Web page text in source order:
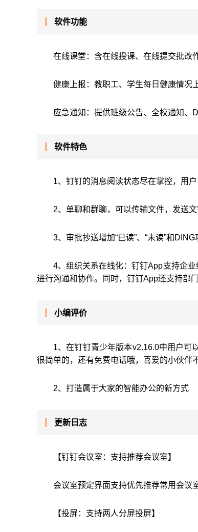
软件功能
在线课堂：含在线授课、在线提交批改
健康上报：教职工、学生每日健康情况
应急通知：提供班级公告、全校通知、
软件特色
1、钉钉的消息阅读状态尽在掌控，用
2、单聊和群聊，可以传输文件，发送
3、审批抄送增加“已读”、“未读”和
4、组织关系在线化：钉钉App支持企
进行沟通和协作。同时，钉钉App还支持部
小编评价
1、在钉钉青少年版本v2.16.0中用户可
很简单的，还有免费电话哦，喜爱的小伙伴
2、打造属于大家的智能办公的新方式
更新日志
【钉钉会议室：支持推荐会议室】
会议室预定界面支持优先推荐常用会议
【投屏：支持两人分屏投屏】